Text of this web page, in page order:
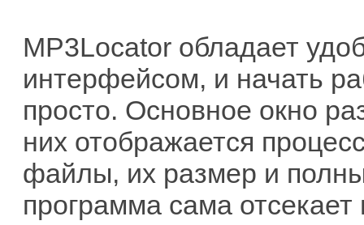
MP3Locator обладает
интерфейсом, и начать
просто. Основное окно
них отображается
файлы, их размер и
программа сама